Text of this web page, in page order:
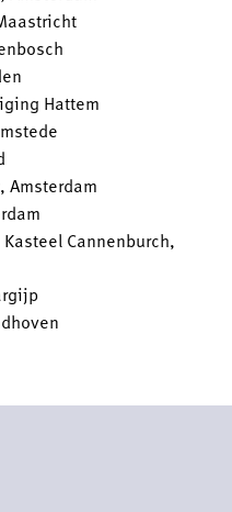
Hattem
Amsterdam
Cannenburch,